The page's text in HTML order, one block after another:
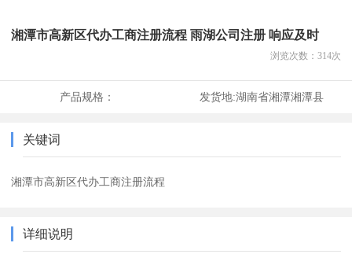
湘潭市高新区代办工商注册流程 雨湖公司注册 响应及时
浏览次数： 314次
产品规格： 发货地:湖南省湘潭湘潭县
关键词
湘潭市高新区代办工商注册流程
详细说明